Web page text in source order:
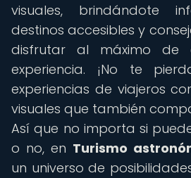
visuales, brindándote
destinos accesibles y
disfrutar al máximo de
experiencia. ¡No te
experiencias de viajeros
visuales que también
Así que no importa si
o no, en Turismo
un universo de